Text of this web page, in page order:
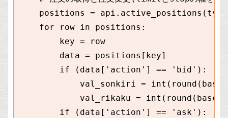
positions =
    for row in positions:
        key = row
        data = positions[key]
        if (data['action'] == 'bid'):
val_sonkiri =
val_rikaku =
        if (data['action'] == 'ask'):